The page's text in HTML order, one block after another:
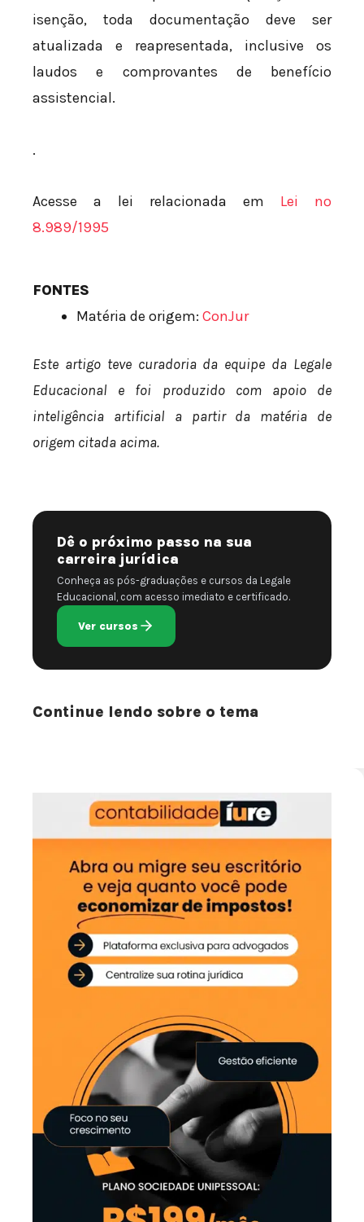
isenção, toda documentação deve ser
atualizada e reapresentada, inclusive os
laudos e comprovantes de benefício
assistencial.
.
Acesse a lei relacionada em Lei nº
8.989/1995
FONTES
Matéria de origem: ConJur
Este artigo teve curadoria da equipe da Legale
Educacional e foi produzido com apoio de
inteligência artificial a partir da matéria de
origem citada acima.
Dê o próximo passo na sua
carreira jurídica
Conheça as pós-graduações e cursos da Legale
Educacional, com acesso imediato e certificado.
Ver cursos
Continue lendo sobre o tema